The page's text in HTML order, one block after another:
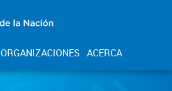
ORGANIZACIONES ACERCA